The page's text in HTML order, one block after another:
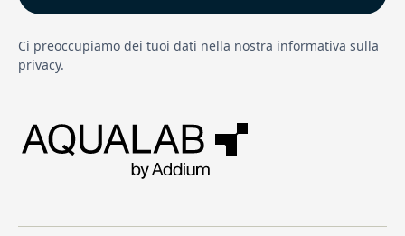
Ci preoccupiamo dei tuoi dati nella nostra informativa sulla
privacy.